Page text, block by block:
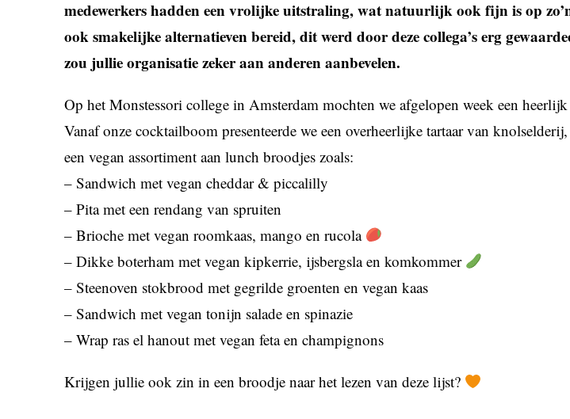
medewerkers hadden een vrolijke uitstraling, wat natuurlijk ook fijn is op
ook smakelijke alternatieven bereid, dit werd door deze collega’s erg
zou jullie organisatie zeker aan anderen aanbevelen.
Op het Monstessori college in Amsterdam mochten we afgelopen week een
Vanaf onze cocktailboom presenteerde we een overheerlijke tartaar van
een vegan assortiment aan lunch broodjes zoals:
– Sandwich met vegan cheddar & piccalilly
– Pita met een rendang van spruiten
– Brioche met vegan roomkaas, mango en rucola
– Dikke boterham met vegan kipkerrie, ijsbergsla en komkommer
– Steenoven stokbrood met gegrilde groenten en vegan kaas
– Sandwich met vegan tonijn salade en spinazie
– Wrap ras el hanout met vegan feta en champignons
Krijgen jullie ook zin in een broodje naar het lezen van deze lijst?